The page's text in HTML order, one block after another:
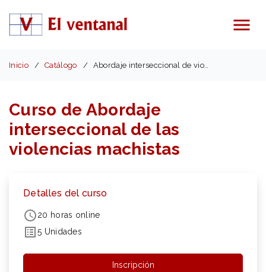
Menú
Inicio Catálogo Abordaje interseccional de violencias machistas
Curso de Abordaje
interseccional de las
violencias machistas
Detalles del curso
20 horas online
5 Unidades
Inscripción